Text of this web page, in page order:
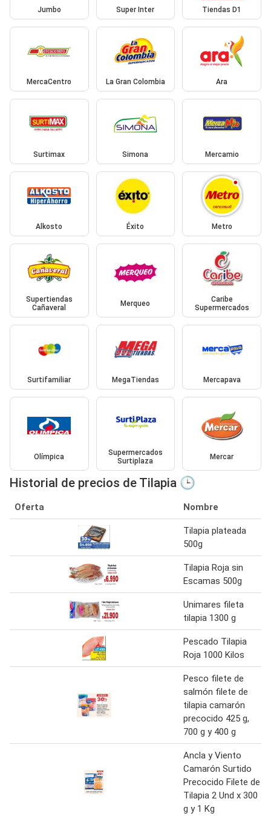
Jumbo Super Inter Tiendas D1
MercaCentro La Gran Colombia Ara
Surtimax Simona Mercamio
Alkosto Éxito Metro
Supertiendas
Cañaveral
Merqueo
Caribe
Supermercados
Surtifamiliar MegaTiendas Mercapava
Olímpica
Supermercados
Surtiplaza
Mercar
Historial de precios de Tilapia 🕒
Oferta Nombre
Tilapia plateada
500g
Tilapia Roja sin
Escamas 500g
Unimares fileta
tilapia 1300 g
Pescado Tilapia
Roja 1000 Kilos
Pesco filete de
salmón filete de
tilapia camarón
precocido 425 g,
700 g y 400 g
Ancla y Viento
Camarón Surtido
Precocido Filete de
Tilapia 2 Und x 300
g y 1 Kg